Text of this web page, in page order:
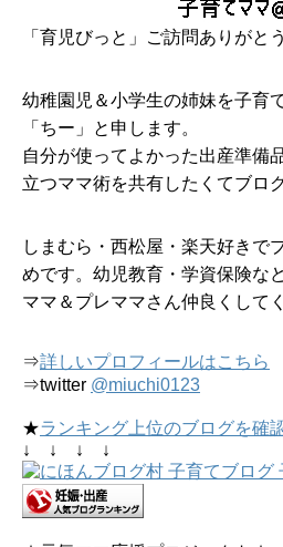
「育児びっと」ご訪問ありがと
幼稚園児＆小学生の姉妹を子育
「ちー」と申します。
自分が使ってよかった出産準備
立つママ術を共有したくてブロ
しまむら・西松屋・楽天好きで
めです。幼児教育・学資保険な
ママ＆プレママさん仲良くして
⇒詳しいプロフィールはこちら
⇒twitter @miuchi0123
★ランキング上位のブログを確
↓ ↓ ↓ ↓